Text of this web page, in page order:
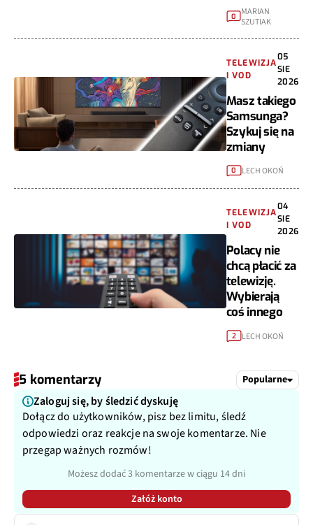
0
MARIAN
SZUTIAK
TELEWIZJA
I VOD
05
SIE
2026
Masz takiego
Samsunga?
Szykuj się na
zmiany
0 LECH OKOŃ
TELEWIZJA
I VOD
04
SIE
2026
Polacy nie
chcą płacić za
telewizję.
Wybierają
coś innego
2 LECH OKOŃ
5 komentarzy Popularne
Zaloguj się, by śledzić dyskuję
Dołącz do użytkowników, pisz bez limitu, śledź
odpowiedzi oraz reakcje na swoje komentarze. Nie
przegap ważnych rozmów!
Możesz dodać 3 komentarze w ciągu 14 dni
Załóż konto